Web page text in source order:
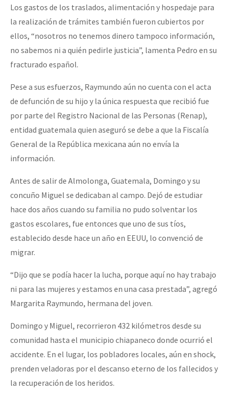
Los gastos de los traslados, alimentación y hospedaje para
la realización de trámites también fueron cubiertos por
ellos, “nosotros no tenemos dinero tampoco información,
no sabemos ni a quién pedirle justicia”, lamenta Pedro en su
fracturado español.
Pese a sus esfuerzos, Raymundo aún no cuenta con el acta
de defunción de su hijo y la única respuesta que recibió fue
por parte del Registro Nacional de las Personas (Renap),
entidad guatemala quien aseguró se debe a que la Fiscalía
General de la República mexicana aún no envía la
información.
Antes de salir de Almolonga, Guatemala, Domingo y su
concuño Miguel se dedicaban al campo. Dejó de estudiar
hace dos años cuando su familia no pudo solventar los
gastos escolares, fue entonces que uno de sus tíos,
establecido desde hace un año en EEUU, lo convenció de
migrar.
“Dijo que se podía hacer la lucha, porque aquí no hay trabajo
ni para las mujeres y estamos en una casa prestada”, agregó
Margarita Raymundo, hermana del joven.
Domingo y Miguel, recorrieron 432 kilómetros desde su
comunidad hasta el municipio chiapaneco donde ocurrió el
accidente. En el lugar, los pobladores locales, aún en shock,
prenden veladoras por el descanso eterno de los fallecidos y
la recuperación de los heridos.